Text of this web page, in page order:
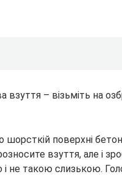
– візьміть на
шорсткій поверхні
взуття, але і
не такою слизькою.